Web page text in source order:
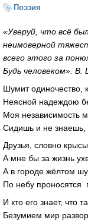
Поэзия
«Уверуй, что всё
неимоверной
всего этого за
Будь человеком». В.
Шумит одиночество,
Неясной надеждою
Моя независимость
Сидишь и не знаешь,
Друзья, словно
А мне бы за жизнь
А в городе жёлтом
По небу проносятся
И кто его знает, что
Безумием мир